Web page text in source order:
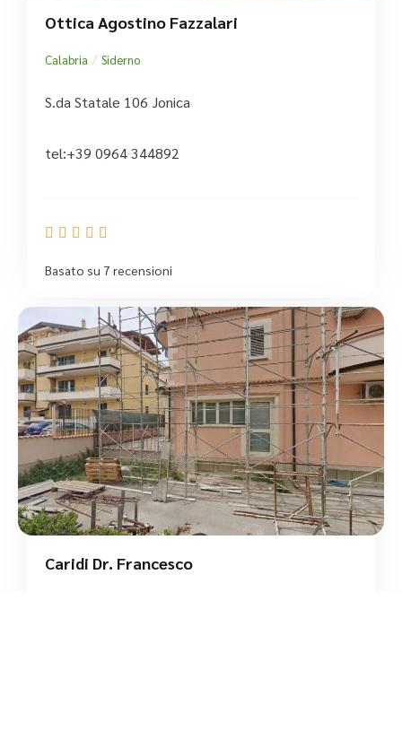
Ottica Agostino Fazzalari
Calabria / Siderno
S.da Statale 106 Jonica
tel:+39 0964 344892
    
Basato su 7 recensioni
Caridi Dr. Francesco